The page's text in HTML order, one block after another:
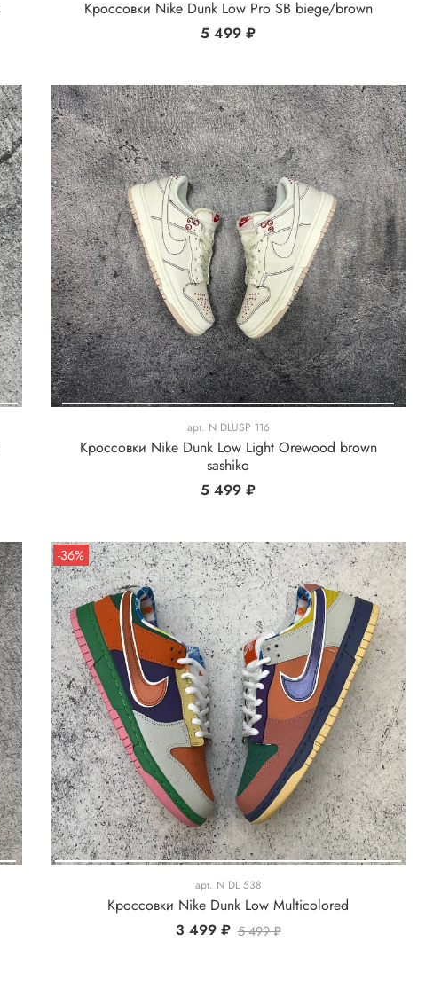
Кроссовки Nike Dunk Low Pro SB biege/brown
5 499 ₽
арт. N DLUSP 116
Кроссовки Nike Dunk Low Light Orewood brown
sashiko
5 499 ₽
-36%
арт. N DL 538
Кроссовки Nike Dunk Low Multicolored
3 499 ₽ 5 499 ₽